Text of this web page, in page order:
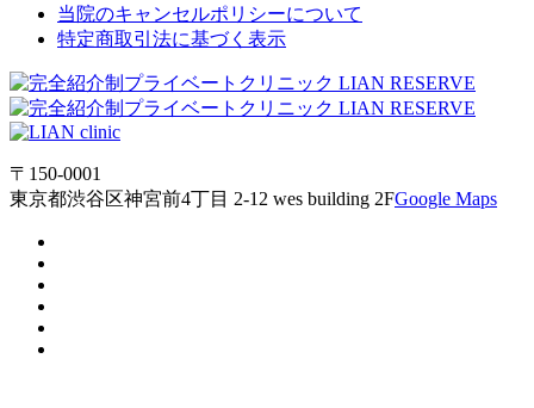
当院のキャンセルポリシーについて
特定商取引法に基づく表示
〒150-0001
東京都渋谷区神宮前4丁目 2-12 wes building 2FGoogle Maps